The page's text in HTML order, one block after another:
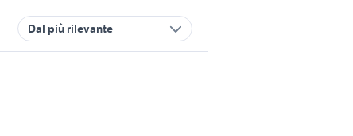
Dal più rilevante